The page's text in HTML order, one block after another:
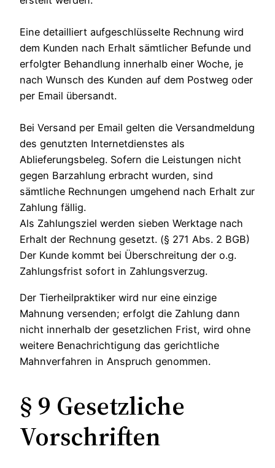
Eine detailliert aufgeschlüsselte Rechnung wird
dem Kunden nach Erhalt sämtlicher Befunde und
erfolgter Behandlung innerhalb einer Woche, je
nach Wunsch des Kunden auf dem Postweg oder
per Email übersandt.
Bei Versand per Email gelten die Versandmeldung
des genutzten Internetdienstes als
Ablieferungsbeleg. Sofern die Leistungen nicht
gegen Barzahlung erbracht wurden, sind
sämtliche Rechnungen umgehend nach Erhalt zur
Zahlung fällig.
Als Zahlungsziel werden sieben Werktage nach
Erhalt der Rechnung gesetzt. (§ 271 Abs. 2 BGB)
Der Kunde kommt bei Überschreitung der o.g.
Zahlungsfrist sofort in Zahlungsverzug.
Der Tierheilpraktiker wird nur eine einzige
Mahnung versenden; erfolgt die Zahlung dann
nicht innerhalb der gesetzlichen Frist, wird ohne
weitere Benachrichtigung das gerichtliche
Mahnverfahren in Anspruch genommen.
§ 9 Gesetzliche
Vorschriften